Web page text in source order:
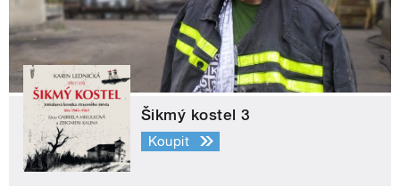
Šikmý kostel 3
Koupit